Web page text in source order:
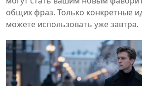
общих фраз. Только конкретные
можете использовать уже завтра.